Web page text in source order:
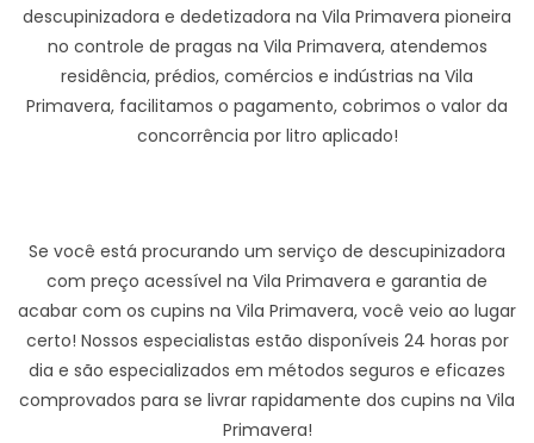
descupinizadora e dedetizadora na Vila Primavera pioneira
no controle de pragas na Vila Primavera, atendemos
residência, prédios, comércios e indústrias na Vila
Primavera, facilitamos o pagamento, cobrimos o valor da
concorrência por litro aplicado!
Se você está procurando um serviço de descupinizadora
com preço acessível na Vila Primavera e garantia de
acabar com os cupins na Vila Primavera, você veio ao lugar
certo! Nossos especialistas estão disponíveis 24 horas por
dia e são especializados em métodos seguros e eficazes
comprovados para se livrar rapidamente dos cupins na Vila
Primavera!